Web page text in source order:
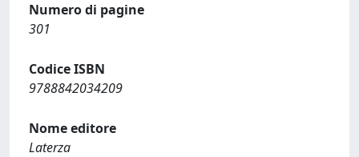
Numero di pagine
301
Codice ISBN
9788842034209
Nome editore
Laterza